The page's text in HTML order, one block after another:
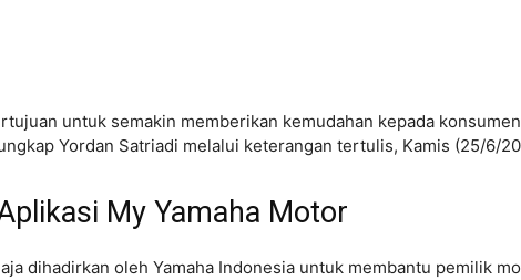
untuk semakin memberikan kemudahan kepada
Yordan Satriadi melalui keterangan tertulis, Kamis (25/6/
My Yamaha Motor
dihadirkan oleh Yamaha Indonesia untuk membantu pemilik